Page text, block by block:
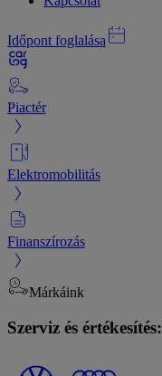
Időpont foglalása
Piactér
Elektromobilitás
Finanszírozás
Márkáink
Szerviz és értékesítés: